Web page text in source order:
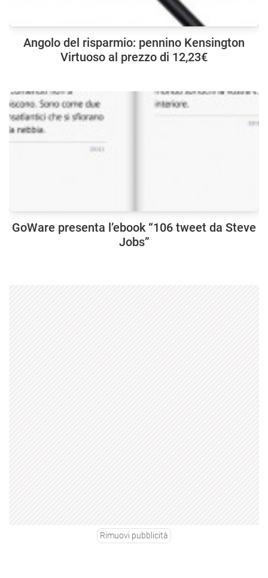
Angolo del risparmio: pennino Kensington
Virtuoso al prezzo di 12,23€
GoWare presenta l’ebook “106 tweet da Steve
Jobs”
Rimuovi pubblicità